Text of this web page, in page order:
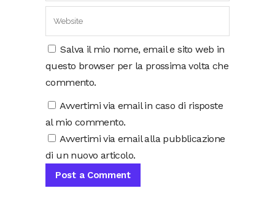
Salva il mio nome, email e sito web in
questo browser per la prossima volta che
commento.
Avvertimi via email in caso di risposte
al mio commento.
Avvertimi via email alla pubblicazione
di un nuovo articolo.